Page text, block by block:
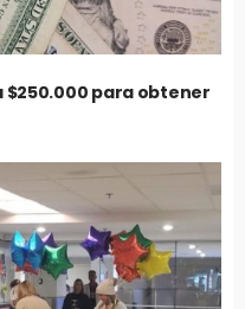
$250.000 para obtener